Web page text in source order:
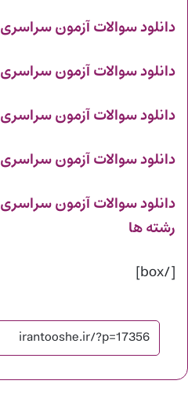
دانلود سوالات آزمون سراسری ۹۳ همه رشته ها
دانلود سوالات آزمون سراسری ۹۴ همه رشته ها
دانلود سوالات آزمون سراسری 98 همه رشته ها
دانلود سوالات آزمون سراسری 99 همه رشته ها
رشته ها
[/box]